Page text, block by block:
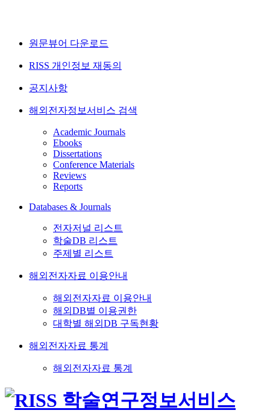
원문뷰어 다운로드
RISS 개인정보 재동의
공지사항
해외전자정보서비스 검색
Academic Journals
Ebooks
Dissertations
Conference Materials
Reviews
Reports
Databases & Journals
전자저널 리스트
학술DB 리스트
주제별 리스트
해외전자자료 이용안내
해외전자자료 이용안내
해외DB별 이용권한
대학별 해외DB 구독현황
해외전자자료 통계
해외전자자료 통계